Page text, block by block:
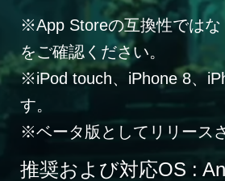
※App Storeの互換性では
をご確認ください。
※iPod touch、iPhone 8、
す。
※ベータ版としてリリース
推奨および対応OS :